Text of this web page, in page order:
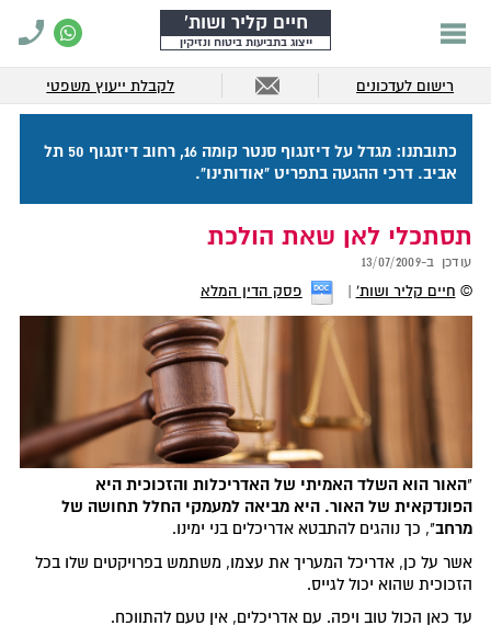
חיים קליר ושות'
ייצוג בתביעות ביטוח ונזיקין
רישום לעדכונים לקבלת ייעוץ משפטי
כתובתנו: מגדל על דיזנגוף סנטר קומה 16, רחוב דיזנגוף 50 תל
אביב. דרכי ההגעה בתפריט "אודותינו".
תסתכלי לאן שאת הולכת
עודכן ב-13/07/2009
© חיים קליר ושות' פסק הדין המלא
"האור הוא השלד האמיתי של האדריכלות והזכוכית היא
הפונדקאית של האור. היא מביאה למעמקי החלל תחושה של
מרחב", כך נוהגים להתבטא אדריכלים בני ימינו.
אשר על כן, אדריכל המעריך את עצמו, משתמש בפרויקטים שלו בכל
הזכוכית שהוא יכול לגייס.
עד כאן הכול טוב ויפה. עם אדריכלים, אין טעם להתווכח.